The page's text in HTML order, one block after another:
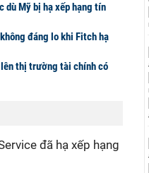
dù Mỹ bị hạ xếp hạng tín
đáng lo khi Fitch hạ
thị trường tài chính có
đã hạ xếp hạng